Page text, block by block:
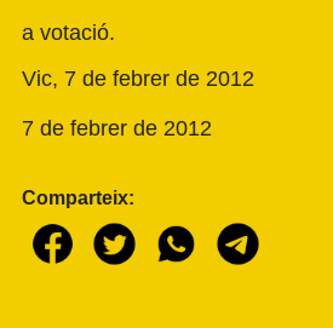
a votació.
Vic, 7 de febrer de 2012
7 de febrer de 2012
Comparteix: